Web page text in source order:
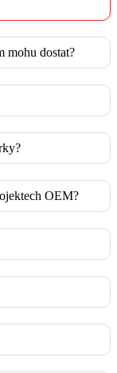
mohu dostat?
OEM?